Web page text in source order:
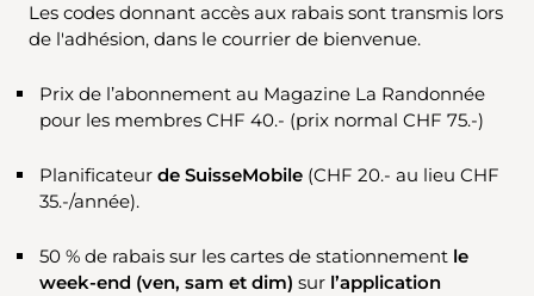
Les codes donnant accès aux rabais sont transmis lors
de l'adhésion, dans le courrier de bienvenue.
Prix de l’abonnement au Magazine La Randonnée
pour les membres CHF 40.- (prix normal CHF 75.-)
Planificateurde SuisseMobile (CHF 20.- au lieu CHF
35.-/année).
50 % de rabais sur les cartes de stationnement le
week-end (ven, sam et dim) sur l’application